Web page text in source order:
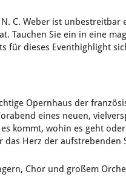
C. Weber ist
Tauchen Sie ein in eine
für dieses Eventhighlight
Opernhaus der
eines neuen,
kommt, wohin es geht
das Herz der aufstrebenden
Chor und großem